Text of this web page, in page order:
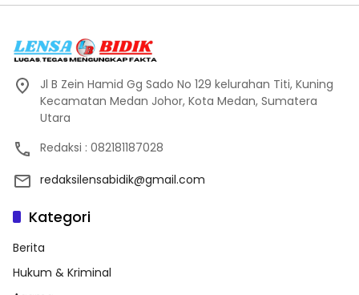
Jl B Zein Hamid Gg Sado No 129 kelurahan Titi, Kuning
Kecamatan Medan Johor, Kota Medan, Sumatera
Utara
Redaksi : 082181187028
redaksilensabidik@gmail.com
Kategori
Berita
Hukum & Kriminal